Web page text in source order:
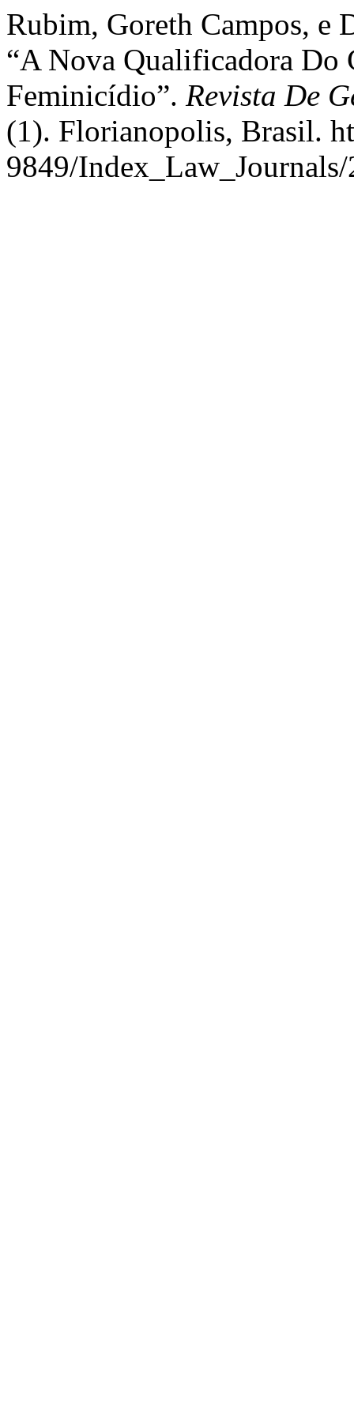
Rubim, Goreth Campos, e
“A Nova Qualificadora
Feminicídio”. Revista De
(1). Florianopolis, Brasil.
9849/